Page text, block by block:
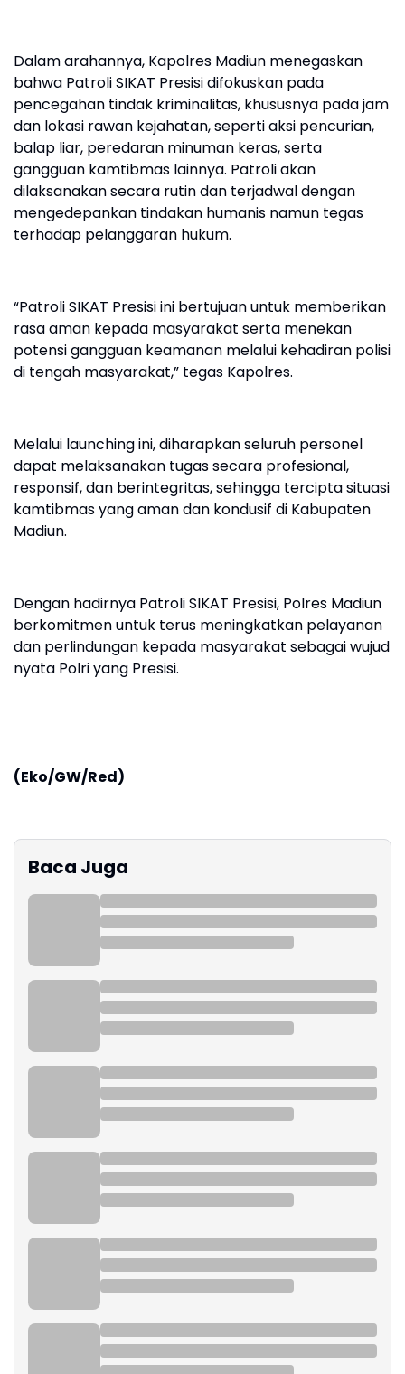
Dalam arahannya, Kapolres Madiun menegaskan
bahwa Patroli SIKAT Presisi difokuskan pada
pencegahan tindak kriminalitas, khususnya pada jam
dan lokasi rawan kejahatan, seperti aksi pencurian,
balap liar, peredaran minuman keras, serta
gangguan kamtibmas lainnya. Patroli akan
dilaksanakan secara rutin dan terjadwal dengan
mengedepankan tindakan humanis namun tegas
terhadap pelanggaran hukum.
“Patroli SIKAT Presisi ini bertujuan untuk memberikan
rasa aman kepada masyarakat serta menekan
potensi gangguan keamanan melalui kehadiran polisi
di tengah masyarakat,” tegas Kapolres.
Melalui launching ini, diharapkan seluruh personel
dapat melaksanakan tugas secara profesional,
responsif, dan berintegritas, sehingga tercipta situasi
kamtibmas yang aman dan kondusif di Kabupaten
Madiun.
Dengan hadirnya Patroli SIKAT Presisi, Polres Madiun
berkomitmen untuk terus meningkatkan pelayanan
dan perlindungan kepada masyarakat sebagai wujud
nyata Polri yang Presisi.
(Eko/GW/Red)
Baca Juga